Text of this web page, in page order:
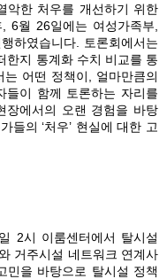
악한 처우를 개선하기 위한
6월 26일에는 여성가족부,
하였습니다. 토론회에서는
한지 통계화 수치 비교를 통
어떤 정책이, 얼마만큼의
들이 함께 토론하는 자리를
장에서의 오랜 경험을 바탕
들의 ‘처우’ 현실에 대한 고
2시 이룸센터에서 탈시설
거주시설 네트워크 연계사
민을 바탕으로 탈시설 정책